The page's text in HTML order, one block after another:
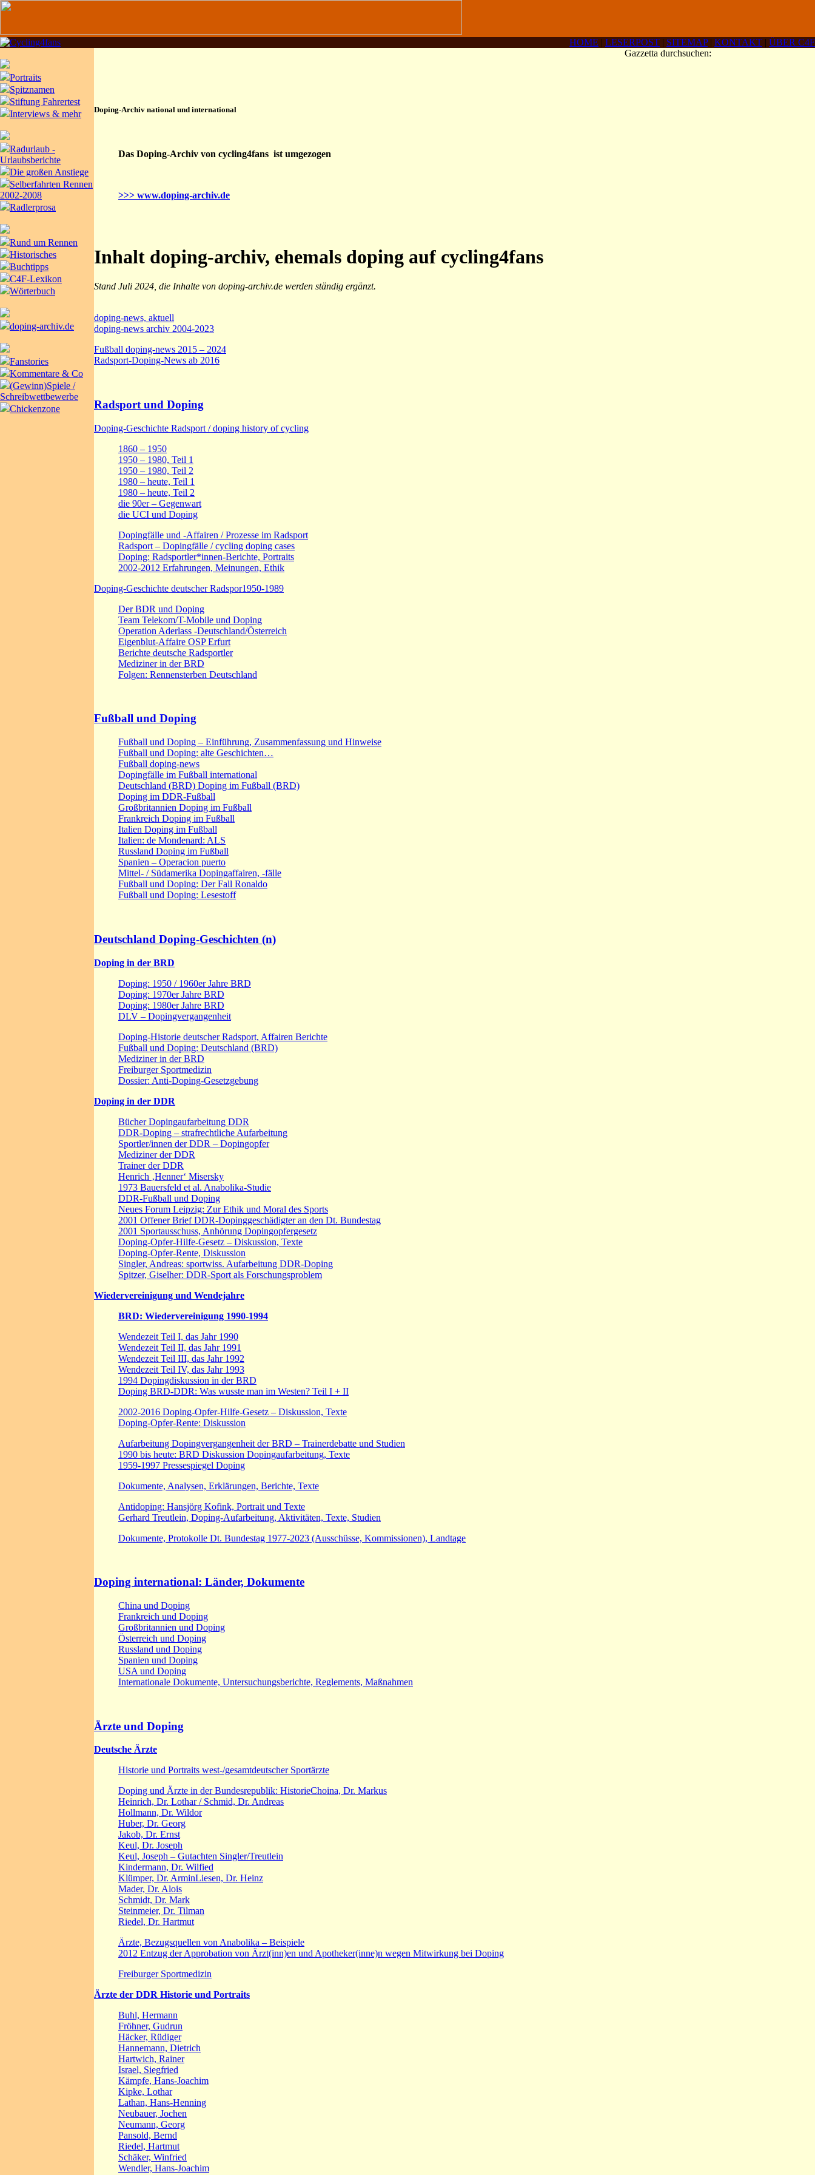
HOME | LESERPOST | SITEMAP| KONTAKT | ÜBER C4F
Portraits
Spitznamen
Stiftung Fahrertest
Interviews & mehr
Radurlaub -
Urlaubsberichte
Die großen Anstiege
Selberfahrten Rennen
2002-2008
Radlerprosa
Rund um Rennen
Historisches
Buchtipps
C4F-Lexikon
Wörterbuch
doping-archiv.de
Fanstories
Kommentare & Co
(Gewinn)Spiele /
Schreibwettbewerbe
Chickenzone
Doping-Archiv national und international
Das Doping-Archiv von cycling4fans ist umgezogen
>>> www.doping-archiv.de
Inhalt doping-archiv, ehemals doping auf cycling4fans
Stand Juli 2024, die Inhalte von doping-archiv.de werden ständig ergänzt.
doping-news, aktuell
doping-news archiv 2004-2023
Fußball doping-news 2015 – 2024
Radsport-Doping-News ab 2016
Radsport und Doping
Doping-Geschichte Radsport / doping history of cycling
1860 – 1950
1950 – 1980, Teil 1
1950 – 1980, Teil 2
1980 – heute, Teil 1
1980 – heute, Teil 2
die 90er – Gegenwart
die UCI und Doping
Dopingfälle und -Affairen / Prozesse im Radsport
Radsport – Dopingfälle / cycling doping cases
Doping: Radsportler*innen-Berichte, Portraits
2002-2012 Erfahrungen, Meinungen, Ethik
Doping-Geschichte deutscher Radspor1950-1989
Der BDR und Doping
Team Telekom/T-Mobile und Doping
Operation Aderlass -Deutschland/Österreich
Eigenblut-Affaire OSP Erfurt
Berichte deutsche Radsportler
Mediziner in der BRD
Folgen: Rennensterben Deutschland
Fußball und Doping
Fußball und Doping – Einführung, Zusammenfassung und Hinweise
Fußball und Doping: alte Geschichten…
Fußball doping-news
Dopingfälle im Fußball international
Deutschland (BRD) Doping im Fußball (BRD)
Doping im DDR-Fußball
Großbritannien Doping im Fußball
Frankreich Doping im Fußball
Italien Doping im Fußball
Italien: de Mondenard: ALS
Russland Doping im Fußball
Spanien – Operacion puerto
Mittel- / Südamerika Dopingaffairen, -fälle
Fußball und Doping: Der Fall Ronaldo
Fußball und Doping: Lesestoff
Deutschland Doping-Geschichten (n)
Doping in der BRD
Doping: 1950 / 1960er Jahre BRD
Doping: 1970er Jahre BRD
Doping: 1980er Jahre BRD
DLV – Dopingvergangenheit
Doping-Historie deutscher Radsport, Affairen Berichte
Fußball und Doping: Deutschland (BRD)
Mediziner in der BRD
Freiburger Sportmedizin
Dossier: Anti-Doping-Gesetzgebung
Doping in der DDR
Bücher Dopingaufarbeitung DDR
DDR-Doping – strafrechtliche Aufarbeitung
Sportler/innen der DDR – Dopingopfer
Mediziner der DDR
Trainer der DDR
Henrich ‚Henner‘ Misersky
1973 Bauersfeld et al. Anabolika-Studie
DDR-Fußball und Doping
Neues Forum Leipzig: Zur Ethik und Moral des Sports
2001 Offener Brief DDR-Dopinggeschädigter an den Dt. Bundestag
2001 Sportausschuss, Anhörung Dopingopfergesetz
Doping-Opfer-Hilfe-Gesetz – Diskussion, Texte
Doping-Opfer-Rente, Diskussion
Singler, Andreas: sportwiss. Aufarbeitung DDR-Doping
Spitzer, Giselher: DDR-Sport als Forschungsproblem
Wiedervereinigung und Wendejahre
BRD: Wiedervereinigung 1990-1994
Wendezeit Teil I, das Jahr 1990
Wendezeit Teil II, das Jahr 1991
Wendezeit Teil III, das Jahr 1992
Wendezeit Teil IV, das Jahr 1993
1994 Dopingdiskussion in der BRD
Doping BRD-DDR: Was wusste man im Westen? Teil I + II
2002-2016 Doping-Opfer-Hilfe-Gesetz – Diskussion, Texte
Doping-Opfer-Rente: Diskussion
Aufarbeitung Dopingvergangenheit der BRD – Trainerdebatte und Studien
1990 bis heute: BRD Diskussion Dopingaufarbeitung, Texte
1959-1997 Pressespiegel Doping
Dokumente, Analysen, Erklärungen, Berichte, Texte
Antidoping: Hansjörg Kofink, Portrait und Texte
Gerhard Treutlein, Doping-Aufarbeitung, Aktivitäten, Texte, Studien
Dokumente, Protokolle Dt. Bundestag 1977-2023 (Ausschüsse, Kommissionen), Landtage
Doping international: Länder, Dokumente
China und Doping
Frankreich und Doping
Großbritannien und Doping
Österreich und Doping
Russland und Doping
Spanien und Doping
USA und Doping
Internationale Dokumente, Untersuchungsberichte, Reglements, Maßnahmen
Ärzte und Doping
Deutsche Ärzte
Historie und Portraits west-/gesamtdeutscher Sportärzte
Doping und Ärzte in der Bundesrepublik: HistorieChoina, Dr. Markus
Heinrich, Dr. Lothar / Schmid, Dr. Andreas
Hollmann, Dr. Wildor
Huber, Dr. Georg
Jakob, Dr. Ernst
Keul, Dr. Joseph
Keul, Joseph – Gutachten Singler/Treutlein
Kindermann, Dr. Wilfied
Klümper, Dr. ArminLiesen, Dr. Heinz
Mader, Dr. Alois
Schmidt, Dr. Mark
Steinmeier, Dr. Tilman
Riedel, Dr. Hartmut
Ärzte, Bezugsquellen von Anabolika – Beispiele
2012 Entzug der Approbation von Ärzt(inn)en und Apotheker(inne)n wegen Mitwirkung bei Doping
Freiburger Sportmedizin
Ärzte der DDR Historie und Portraits
Buhl, Hermann
Fröhner, Gudrun
Häcker, Rüdiger
Hannemann, Dietrich
Hartwich, Rainer
Israel, Siegfried
Kämpfe, Hans-Joachim
Kipke, Lothar
Lathan, Hans-Henning
Neubauer, Jochen
Neumann, Georg
Pansold, Bernd
Riedel, Hartmut
Schäker, Winfried
Wendler, Hans-Joachim
Gazzetta durchsuchen: